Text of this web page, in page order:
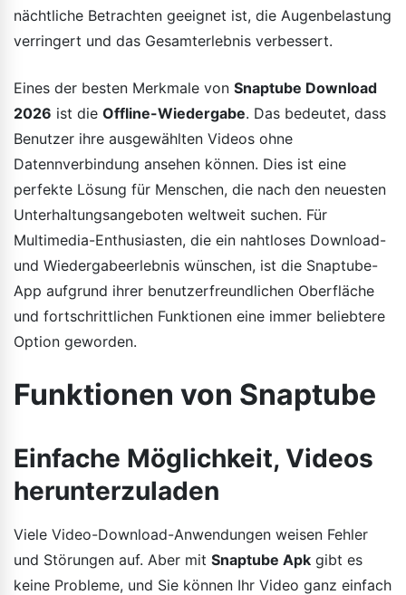
nächtliche Betrachten geeignet ist, die Augenbelastung
verringert und das Gesamterlebnis verbessert.
Eines der besten Merkmale von Snaptube Download
2026 ist die Offline-Wiedergabe. Das bedeutet, dass
Benutzer ihre ausgewählten Videos ohne
Datennverbindung ansehen können. Dies ist eine
perfekte Lösung für Menschen, die nach den neuesten
Unterhaltungsangeboten weltweit suchen. Für
Multimedia-Enthusiasten, die ein nahtloses Download-
und Wiedergabeerlebnis wünschen, ist die Snaptube-
App aufgrund ihrer benutzerfreundlichen Oberfläche
und fortschrittlichen Funktionen eine immer beliebtere
Option geworden.
Funktionen von Snaptube
Einfache Möglichkeit, Videos
herunterzuladen
Viele Video-Download-Anwendungen weisen Fehler
und Störungen auf. Aber mit Snaptube Apk gibt es
keine Probleme, und Sie können Ihr Video ganz einfach